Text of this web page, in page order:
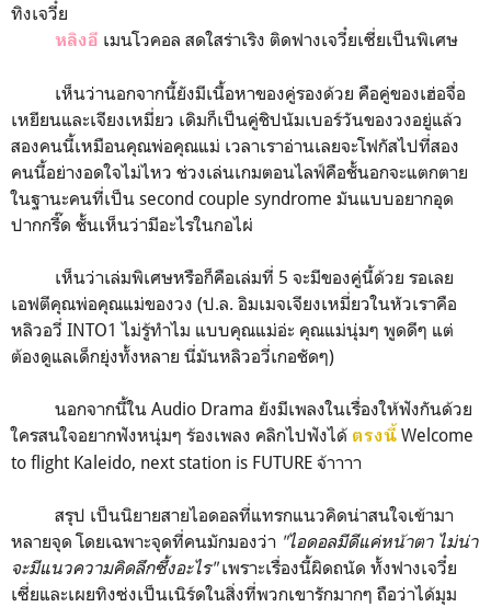
ทิงเจวี๋ย
หลิงอี เมนโวคอล สดใสร่าเริง ติดฟางเจวี๋ยเซี่ยเป็นพิเศษ
เห็นว่านอกจากนี้ยังมีเนื้อหาของคู่รองด้วย คือคู่ของเฮ่อจื่อ
เหยียนและเจียงเหมี่ยว เดิมก็เป็นคู่ชิปนัมเบอร์วันของวงอยู่แล้ว
สองคนนี้เหมือนคุณพ่อคุณแม่ เวลาเราอ่านเลยจะโฟกัสไปที่สอง
คนนี้อย่างอดใจไม่ไหว ช่วงเล่นเกมตอนไลฟ์คือชั้นอกจะแตกตาย
ในฐานะคนที่เป็น second couple syndrome มันแบบอยากอุด
ปากกรี๊ด ชั้นเห็นว่ามีอะไรในกอไผ่
เห็นว่าเล่มพิเศษหรือก็คือเล่มที่ 5 จะมีของคู่นี้ด้วย รอเลย
เอฟตีคุณพ่อคุณแม่ของวง (ป.ล. อิมเมจเจียงเหมี่ยวในหัวเราคือ
หลิวอวี่ INTO1 ไม่รู้ทำไม แบบคุณแม่อ่ะ คุณแม่นุ่มๆ พูดดีๆ แต่
ต้องดูแลเด็กยุ่งทั้งหลาย นี่มันหลิวอวี่เกอชัดๆ)
นอกจากนี้ใน Audio Drama ยังมีเพลงในเรื่องให้ฟังกันด้วย
ใครสนใจอยากฟังหนุ่มๆ ร้องเพลง คลิกไปฟังได้ ตรงนี้ Welcome
to flight Kaleido, next station is FUTURE จ้าาาา
สรุป เป็นนิยายสายไอดอลที่แทรกแนวคิดน่าสนใจเข้ามา
หลายจุด โดยเฉพาะจุดที่คนมักมองว่า "ไอดอลมีดีแค่หน้าตา ไม่น่า
จะมีแนวความคิดลึกซึ้งอะไร"เพราะเรื่องนี้ผิดถนัด ทั้งฟางเจวี๋ย
เซี่ยและเผยทิงซ่งเป็นเนิร์ดในสิ่งที่พวกเขารักมากๆ ถือว่าได้มุม